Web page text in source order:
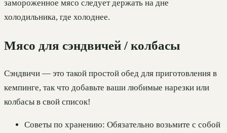
замороженное мясо следует держать на дне
холодильника, где холоднее.
Мясо для сэндвичей / колбасы
Сэндвичи — это такой простой обед для приготовления в
кемпинге, так что добавьте ваши любимые нарезки или
колбасы в свой список!
Советы по хранению: Обязательно возьмите с собой